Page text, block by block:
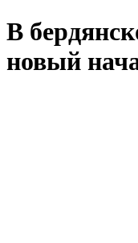
В
новый